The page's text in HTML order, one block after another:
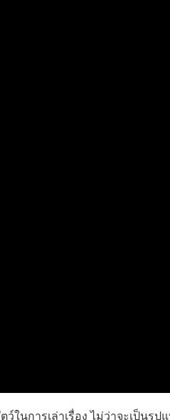
ในการเล่าเรื่อง ไม่ว่าจะเป็นรู